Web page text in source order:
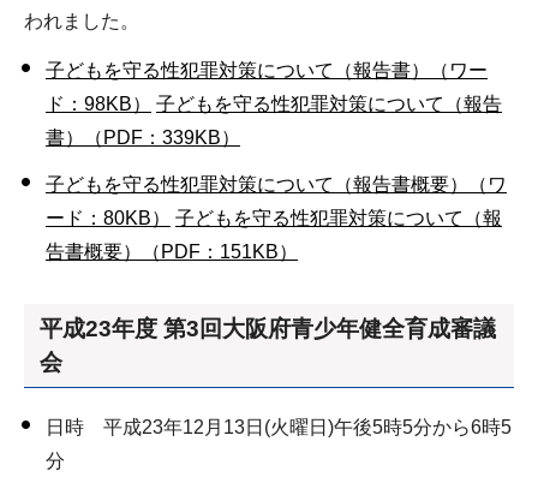
われました。
子どもを守る性犯罪対策について（報告書）（ワー
ド：98KB）
子どもを守る性犯罪対策について（報告
書）（PDF：339KB）
子どもを守る性犯罪対策について（報告書概要）（ワ
ード：80KB）
子どもを守る性犯罪対策について（報
告書概要）（PDF：151KB）
平成23年度 第3回大阪府青少年健全育成審議
会
日時 平成23年12月13日(火曜日)午後5時5分から6時5
分